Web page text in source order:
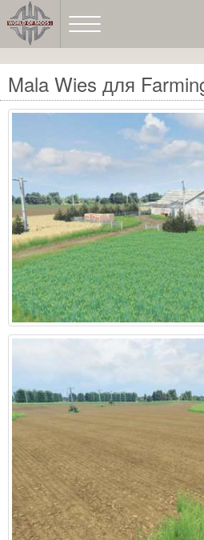
Mala Wies для